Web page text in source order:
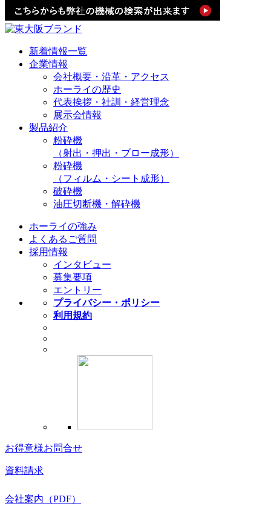
新着情報一覧
企業情報
会社概要・沿革・アクセス
ホーライの歴史
代表挨拶・社訓・経営理念
展示会情報
製品紹介
粉砕機
（射出・押出・ブロー成形）
粉砕機
（フィルム・シート成形）
破砕機
油圧切断機・解砕機
ホーライの強み
よくあるご質問
採用情報
インタビュー
募集要項
エントリー
プライバシー・ポリシー
利用規約
お得意様お問合せ
資料請求
会社案内（PDF）